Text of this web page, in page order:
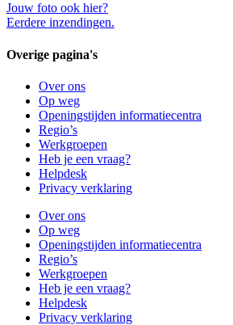
Jouw foto ook hier?
Eerdere inzendingen.
Overige pagina's
Over ons
Op weg
Openingstijden informatiecentra
Regio’s
Werkgroepen
Heb je een vraag?
Helpdesk
Privacy verklaring
Over ons
Op weg
Openingstijden informatiecentra
Regio’s
Werkgroepen
Heb je een vraag?
Helpdesk
Privacy verklaring